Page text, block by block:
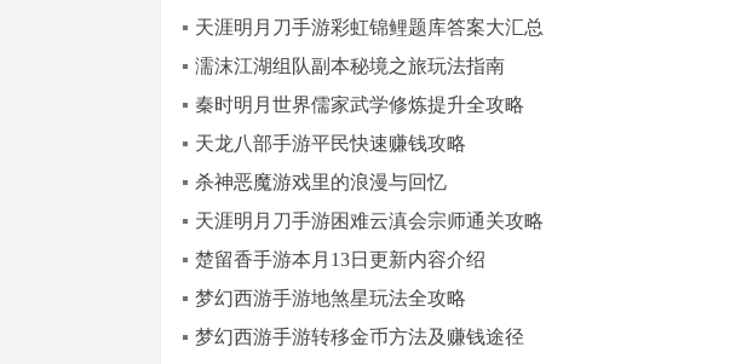
天涯明月刀手游彩虹锦鲤题库答案大汇总
濡沫江湖组队副本秘境之旅玩法指南
秦时明月世界儒家武学修炼提升全攻略
天龙八部手游平民快速赚钱攻略
杀神恶魔游戏里的浪漫与回忆
天涯明月刀手游困难云滇会宗师通关攻略
楚留香手游本月13日更新内容介绍
梦幻西游手游地煞星玩法全攻略
梦幻西游手游转移金币方法及赚钱途径